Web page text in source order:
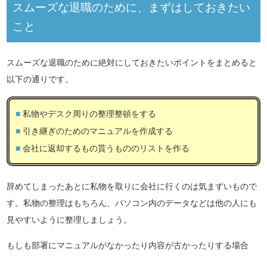
スムーズな退職のために、まずはしておきたい
こと
スムーズな退職のために絶対にしておきたいポイントをまとめると
以下の通りです。
私物やデスク周りの整理整頓をする
引き継ぎのためのマニュアルを作成する
会社に返却するもの貰うもののリストを作る
辞めてしまったあとに私物を取りに会社に行くのは気まずいもので
す。私物の整理はもちろん、パソコン内のデータなどは他の人にも
見やすいように整理しましょう。
もしも部署にマニュアルがなかったり内容が古かったりする場合